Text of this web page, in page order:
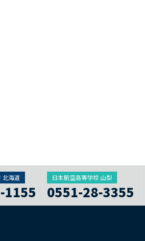
北海道
1155
日本航空高等学校 山梨
0551-28-3355